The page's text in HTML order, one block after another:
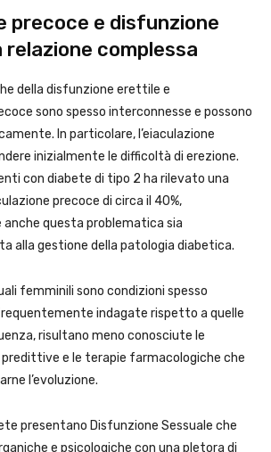
precoce e disfunzione
complessa
della disfunzione erettile e
sono spesso interconnesse e possono
In particolare, l’eiaculazione
inizialmente le difficoltà di erezione.
con diabete di tipo 2 ha rilevato una
precoce di circa il 40%,
anche questa problematica sia
alla gestione della patologia diabetica.
femminili sono condizioni spesso
indagate rispetto a quelle
risultano meno conosciute le
e le terapie farmacologiche che
l’evoluzione.
presentano Disfunzione Sessuale che
e psicologiche con una pletora di